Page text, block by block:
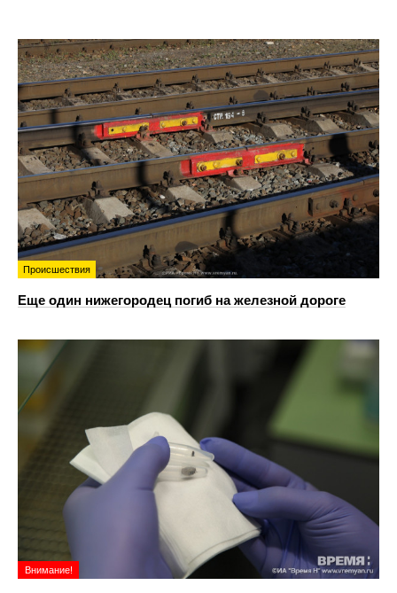
Происшествия
Еще один нижегородец погиб на железной дороге
Внимание!